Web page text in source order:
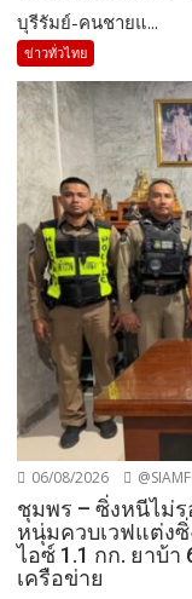
บุรีรัมย์-คนชายแ...
ข่าวทั่วไทย
06/08/2026
ชุมพร – ซิ่งหนีไม่
หนุ่มควบเวฟแต่งซิ่
ไอซ์ 1.1 กก. ยาบ้า
เครือข่าย